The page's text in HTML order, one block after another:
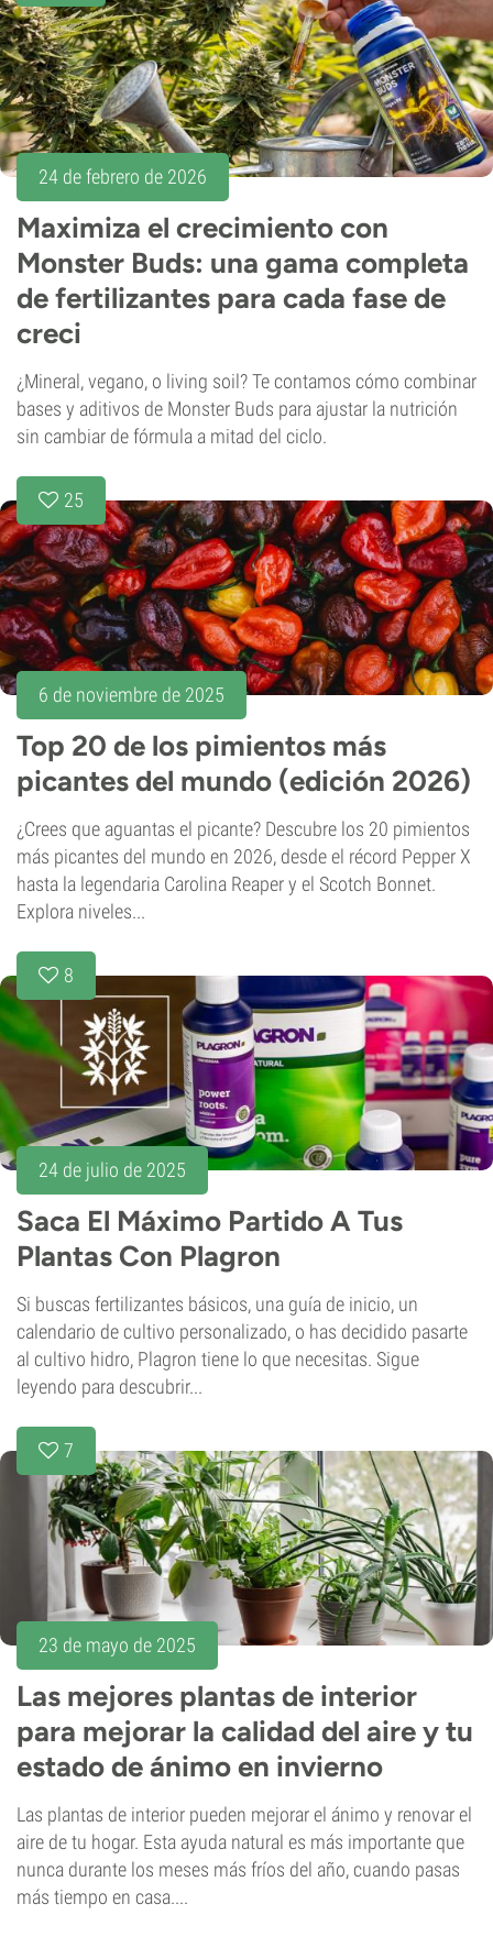
24 de febrero de 2026
Maximiza el crecimiento con
Monster Buds: una gama completa
de fertilizantes para cada fase de
creci
¿Mineral, vegano, o living soil? Te contamos cómo combinar
bases y aditivos de Monster Buds para ajustar la nutrición
sin cambiar de fórmula a mitad del ciclo.
25
6 de noviembre de 2025
Top 20 de los pimientos más
picantes del mundo (edición 2026)
¿Crees que aguantas el picante? Descubre los 20 pimientos
más picantes del mundo en 2026, desde el récord Pepper X
hasta la legendaria Carolina Reaper y el Scotch Bonnet.
Explora niveles...
8
24 de julio de 2025
Saca El Máximo Partido A Tus
Plantas Con Plagron
Si buscas fertilizantes básicos, una guía de inicio, un
calendario de cultivo personalizado, o has decidido pasarte
al cultivo hidro, Plagron tiene lo que necesitas. Sigue
leyendo para descubrir...
7
23 de mayo de 2025
Las mejores plantas de interior
para mejorar la calidad del aire y tu
estado de ánimo en invierno
Las plantas de interior pueden mejorar el ánimo y renovar el
aire de tu hogar. Esta ayuda natural es más importante que
nunca durante los meses más fríos del año, cuando pasas
más tiempo en casa....